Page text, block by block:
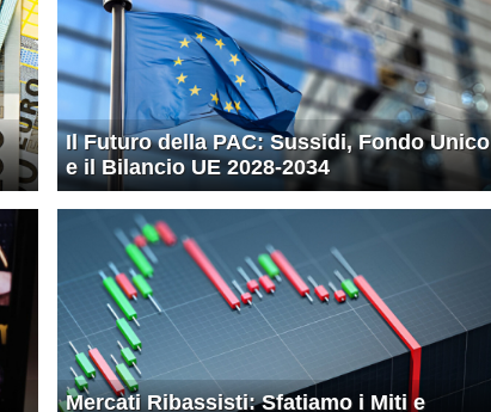
Il Futuro della PAC: Sussidi, Fondo Unico
e il Bilancio UE 2028-2034
Mercati Ribassisti: Sfatiamo i Miti e